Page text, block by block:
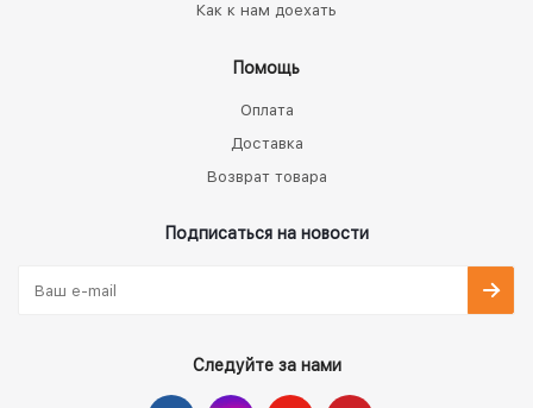
Как к нам доехать
Помощь
Оплата
Доставка
Возврат товара
Подписаться на новости
Следуйте за нами